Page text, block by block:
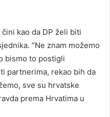
kao da DP želi biti
“Ne znam možemo
bismo to postigli
partnerima, rekao bih da
sve su hrvatske
prema Hrvatima u